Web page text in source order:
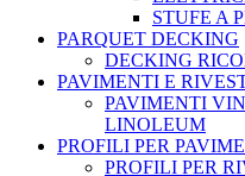
STUFE A
PARQUET DECKING
DECKING
PAVIMENTI E
PAVIMENTI
LINOLEUM
PROFILI PER
PROFILI PER